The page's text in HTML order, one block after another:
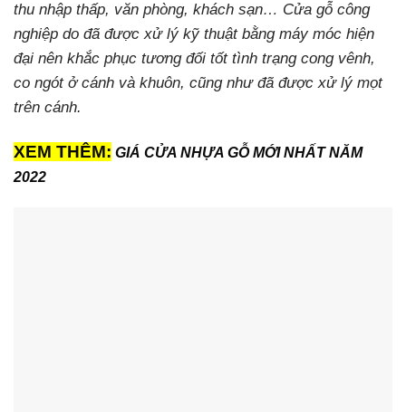
thu nhập thấp, văn phòng, khách sạn… Cửa gỗ công
nghiệp do đã được xử lý kỹ thuật bằng máy móc hiện
đại nên khắc phục tương đối tốt tình trạng cong vênh,
co ngót ở cánh và khuôn, cũng như đã được xử lý mọt
trên cánh.
XEM THÊM: GIÁ CỬA NHỰA GỖMỚI NHẤT NĂM
2022